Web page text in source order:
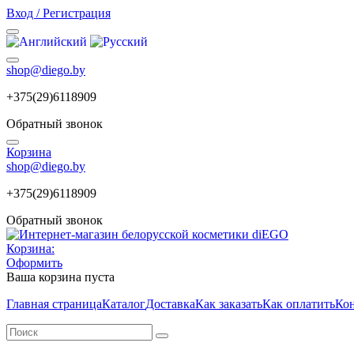
Вход / Регистрация
shop@diego.by
+375(29)6118909
Обратный звонок
Корзина
shop@diego.by
+375(29)6118909
Обратный звонок
Корзина:
Оформить
Ваша корзина пуста
Главная страницаКаталогДоставкаКак заказатьКак оплатить